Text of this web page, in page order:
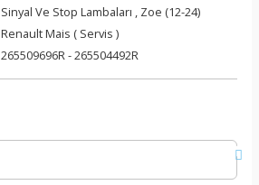
Sinyal Ve Stop Lambaları , Zoe (12-24)
Renault Mais ( Servis )
265509696R - 265504492R